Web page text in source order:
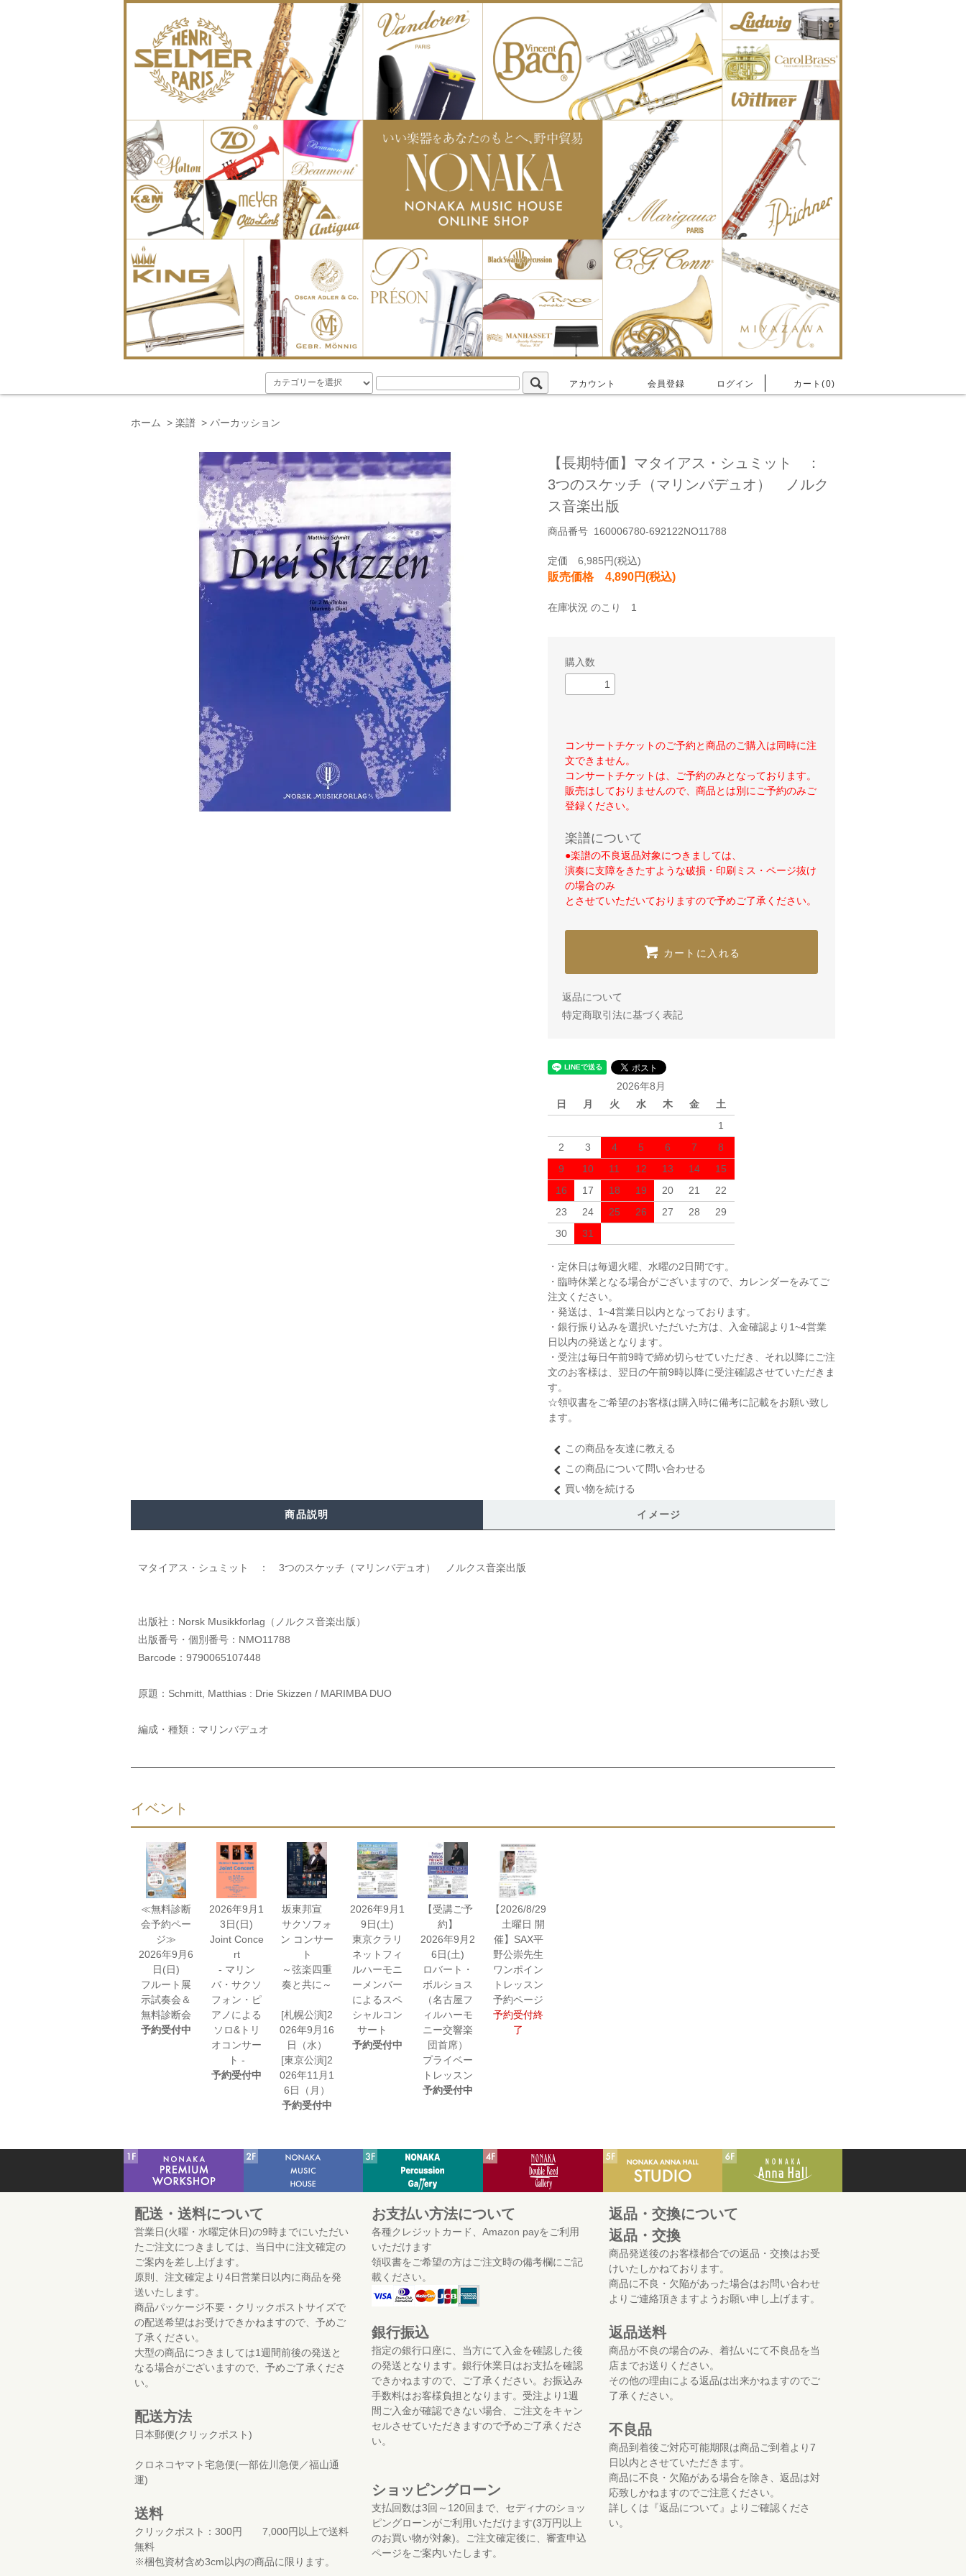
アカウント 会員登録 ログイン カート(0)
ホーム > 楽譜 > パーカッション
【長期特価】マタイアス・シュミット ：
3つのスケッチ（マリンバデュオ） ノルク
ス音楽出版
商品番号 160006780-692122NO11788
定価 6,985円(税込)
販売価格 4,890円(税込)
在庫状況 のこり 1
購入数
コンサートチケットのご予約と商品のご購入は同時に注
文できません。
コンサートチケットは、ご予約のみとなっております。
販売はしておりませんので、商品とは別にご予約のみご
登録ください。
楽譜について
●楽譜の不良返品対象につきましては、
演奏に支障をきたすような破損・印刷ミス・ページ抜け
の場合のみ
とさせていただいておりますので予めご了承ください。
カートに入れる
返品について
特定商取引法に基づく表記
2026年8月
日
月 火 水 木 金
土
1
2
3 4 5 6 7
8
9
10 11 12 13 14
15
16
17 18 19 20 21
22
23
24 25 26 27 28
29
30
31
・定休日は毎週火曜、水曜の2日間です。
・臨時休業となる場合がございますので、カレンダーをみてご
注文ください。
・発送は、1~4営業日以内となっております。
・銀行振り込みを選択いただいた方は、入金確認より1~4営業
日以内の発送となります。
・受注は毎日午前9時で締め切らせていただき、それ以降にご注
文のお客様は、翌日の午前9時以降に受注確認させていただきま
す。
☆領収書をご希望のお客様は購入時に備考に記載をお願い致し
ます。
この商品を友達に教える
この商品について問い合わせる
買い物を続ける
商品説明 イメージ
マタイアス・シュミット ： 3つのスケッチ（マリンバデュオ） ノルクス音楽出版
出版社：Norsk Musikkforlag（ノルクス音楽出版）
出版番号・個別番号：NMO11788
Barcode：9790065107448
原題：Schmitt, Matthias : Drie Skizzen / MARIMBA DUO
編成・種類：マリンバデュオ
イベント
≪無料診断
会予約ペー
ジ≫
2026年9月6
日(日)
フルート展
示試奏会＆
無料診断会
予約受付中
2026年9月1
3日(日)
Joint Conce
rt
- マリン
バ・サクソ
フォン・ピ
アノによる
ソロ&トリ
オコンサー
ト -
予約受付中
坂東邦宣
サクソフォ
ン コンサー
ト
～弦楽四重
奏と共に～
[札幌公演]2
026年9月16
日（水）
[東京公演]2
026年11月1
6日（月）
予約受付中
2026年9月1
9日(土)
東京クラリ
ネットフィ
ルハーモニ
ーメンバー
によるスペ
シャルコン
サート
予約受付中
【受講ご予
約】
2026年9月2
6日(土)
ロバート・
ボルショス
（名古屋フ
ィルハーモ
ニー交響楽
団首席）
プライベー
トレッスン
予約受付中
【2026/8/29
土曜日 開
催】SAX平
野公崇先生
ワンポイン
トレッスン
予約ページ
予約受付終
了
配送・送料について
営業日(火曜・水曜定休日)の9時までにいただい
たご注文につきましては、当日中に注文確定の
ご案内を差し上げます。
原則、注文確定より4日営業日以内に商品を発
送いたします。
商品パッケージ不要・クリックポストサイズで
の配送希望はお受けできかねますので、予めご
了承ください。
大型の商品につきましては1週間前後の発送と
なる場合がございますので、予めご了承くださ
い。
配送方法
日本郵便(クリックポスト)
クロネコヤマト宅急便(一部佐川急便／福山通
運)
送料
クリックポスト：300円 7,000円以上で送料
無料
※梱包資材含め3cm以内の商品に限ります。
お支払い方法について
各種クレジットカード、Amazon payをご利用
いただけます
領収書をご希望の方はご注文時の備考欄にご記
載ください。
銀行振込
指定の銀行口座に、当方にて入金を確認した後
の発送となります。銀行休業日はお支払を確認
できかねますので、ご了承ください。お振込み
手数料はお客様負担となります。受注より1週
間ご入金が確認できない場合、ご注文をキャン
セルさせていただきますので予めご了承くださ
い。
ショッピングローン
支払回数は3回～120回まで、セディナのショッ
ピングローンがご利用いただけます(3万円以上
のお買い物が対象)。ご注文確定後に、審査申込
ページをご案内いたします。
返品・交換について
返品・交換
商品発送後のお客様都合での返品・交換はお受
けいたしかねております。
商品に不良・欠陥があった場合はお問い合わせ
よりご連絡頂きますようお願い申し上げます。
返品送料
商品が不良の場合のみ、着払いにて不良品を当
店までお送りください。
その他の理由による返品は出来かねますのでご
了承ください。
不良品
商品到着後ご対応可能期限は商品ご到着より7
日以内とさせていただきます。
商品に不良・欠陥がある場合を除き、返品は対
応致しかねますのでご注意ください。
詳しくは『返品について』よりご確認くださ
い。